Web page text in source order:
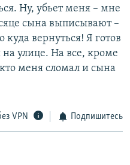
Ну, убьет меня – мне
сына выписывают –
вернуться! Я готов
на улице. На все, кроме
меня сломал и сына
VPN Подпишитесь